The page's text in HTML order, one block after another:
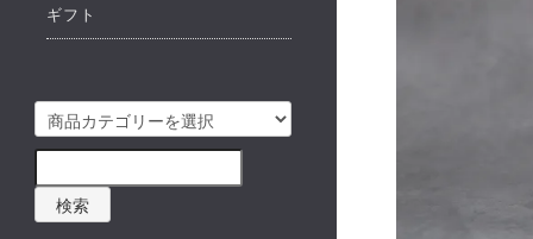
ギフト
検索